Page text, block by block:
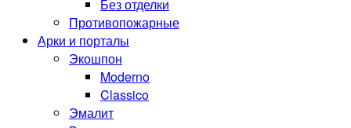
Без отделки
Противопожарные
Арки и порталы
Экошпон
Moderno
Classico
Эмалит